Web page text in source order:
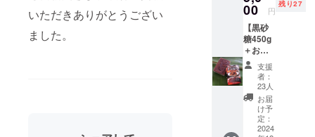
いただきありがとうござい
ました。
シエ
で、日
南市に
移住・
開業し
たクラ
フト
チョコ
レート
ショッ
プのtiny
kitchen
00 円
残り27
【黒砂
糖450g
＋お礼
の手
紙】 例
年、オ
ンライ
ン販売
ゼロ
で、日
支援
者：
23人
お届
け予
定：
2024